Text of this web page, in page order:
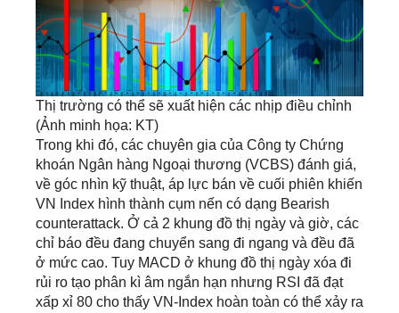
Thị trường có thể sẽ xuất hiện các nhịp điều chỉnh
(Ảnh minh họa: KT)
Trong khi đó, các chuyên gia của Công ty Chứng
khoán Ngân hàng Ngoại thương (VCBS) đánh giá,
về góc nhìn kỹ thuật, áp lực bán về cuối phiên khiến
VN Index hình thành cụm nến có dạng Bearish
counterattack. Ở cả 2 khung đồ thị ngày và giờ, các
chỉ báo đều đang chuyển sang đi ngang và đều đã
ở mức cao. Tuy MACD ở khung đồ thị ngày xóa đi
rủi ro tạo phân kì âm ngắn hạn nhưng RSI đã đạt
xấp xỉ 80 cho thấy VN-Index hoàn toàn có thể xảy ra